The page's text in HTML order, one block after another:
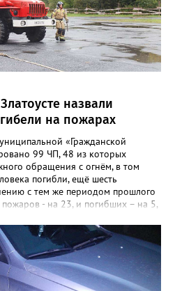
назвали
на пожарах
«Гражданской
99 ЧП, 48 из которых
обращения с огнём, в том
погибли, ещё шесть
с тем же периодом прошлого
- на 23, и погибших – на 5,
при обращении с огнём,
в Златоусте становятся
и печи. Из-за них в этом году
ЧП пострадали два человека.
поджоги.